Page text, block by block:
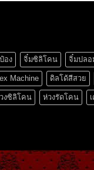
อง จิ๋มซิลิโคน จิ๋มปลอ
Machine ดิลโด้สีสวย
งซิลิโคน ห่วงรัดโคน